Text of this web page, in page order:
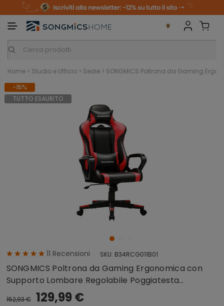
Home > Studio e Ufficio > Sedie > SONGMICS Poltrona da Gaming
-15%
TUTTO ESAURITO
11 Recensioni SKU: B34RCG011B01
SONGMICS Poltrona da Gaming Ergonomica con
Supporto Lombare Regolabile Poggiatesta
Regolabile Reclinabile Nero e Rosso
152,93 € 129,99 €
n
i